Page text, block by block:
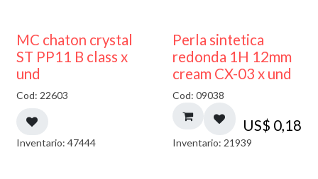
MC chaton crystal
ST PP11 B class x
und
Cod: 22603
Inventario: 47444
Perla sintetica
redonda 1H 12mm
cream CX-03 x und
Cod: 09038
US$ 0,18
Inventario: 21939